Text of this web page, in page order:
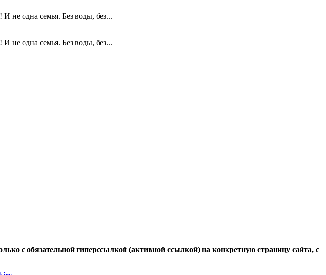
не одна семья. Без воды, без...
не одна семья. Без воды, без...
с обязательной гиперссылкой (активной ссылкой) на конкретную страницу сайта, с